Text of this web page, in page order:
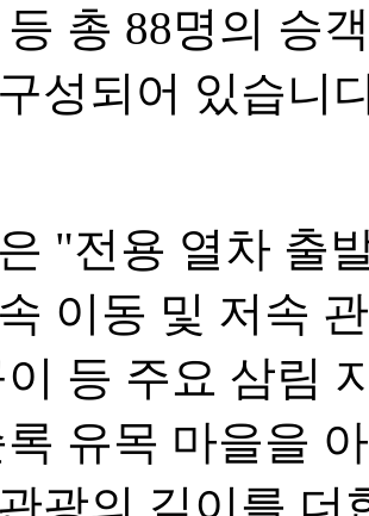
총 88명의 승
성되어 있습니
"전용 열차 출
이동 및 저속
등 주요 삼림
유목 마을을
광의 깊이를 더